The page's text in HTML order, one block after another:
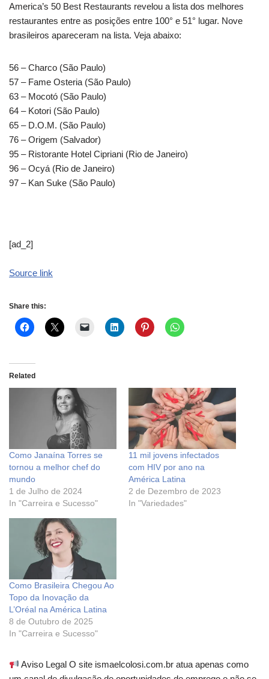
America’s 50 Best Restaurants revelou a lista dos melhores
restaurantes entre as posições entre 100° e 51° lugar. Nove
brasileiros apareceram na lista. Veja abaixo:
56 – Charco (São Paulo)
57 – Fame Osteria (São Paulo)
63 – Mocotó (São Paulo)
64 – Kotori (São Paulo)
65 – D.O.M. (São Paulo)
76 – Origem (Salvador)
95 – Ristorante Hotel Cipriani (Rio de Janeiro)
96 – Ocyá (Rio de Janeiro)
97 – Kan Suke (São Paulo)
[ad_2]
Source link
Share this:
Related
Como Janaína Torres se
tornou a melhor chef do
mundo
1 de Julho de 2024
In "Carreira e Sucesso"
11 mil jovens infectados
com HIV por ano na
América Latina
2 de Dezembro de 2023
In "Variedades"
Como Brasileira Chegou Ao
Topo da Inovação da
L’Oréal na América Latina
8 de Outubro de 2025
In "Carreira e Sucesso"
Aviso Legal O site ismaelcolosi.com.br atua apenas como